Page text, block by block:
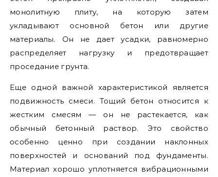
монолитную плиту, на которую затем
укладывают основной бетон или другие
материалы. Он не дает усадки, равномерно
распределяет нагрузку и предотвращает
проседание грунта.
Еще одной важной характеристикой является
подвижность смеси. Тощий бетон относится к
жестким смесям — он не растекается, как
обычный бетонный раствор. Это свойство
особенно ценно при создании наклонных
поверхностей и оснований под фундаменты.
Материал хорошо уплотняется вибрационными